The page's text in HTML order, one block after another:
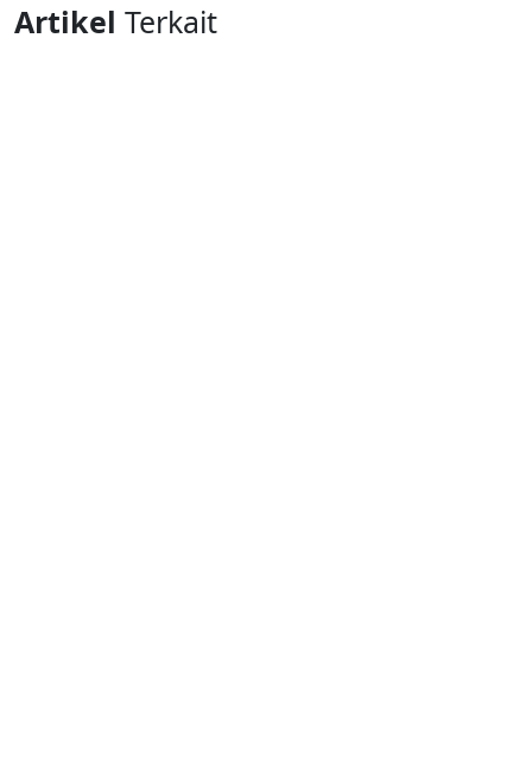
Artikel Terkait